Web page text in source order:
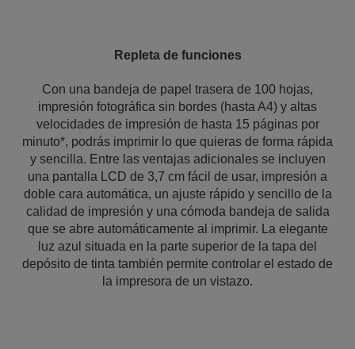
Repleta de funciones
Con una bandeja de papel trasera de 100 hojas,
impresión fotográfica sin bordes (hasta A4) y altas
velocidades de impresión de hasta 15 páginas por
minuto*, podrás imprimir lo que quieras de forma rápida
y sencilla. Entre las ventajas adicionales se incluyen
una pantalla LCD de 3,7 cm fácil de usar, impresión a
doble cara automática, un ajuste rápido y sencillo de la
calidad de impresión y una cómoda bandeja de salida
que se abre automáticamente al imprimir. La elegante
luz azul situada en la parte superior de la tapa del
depósito de tinta también permite controlar el estado de
la impresora de un vistazo.